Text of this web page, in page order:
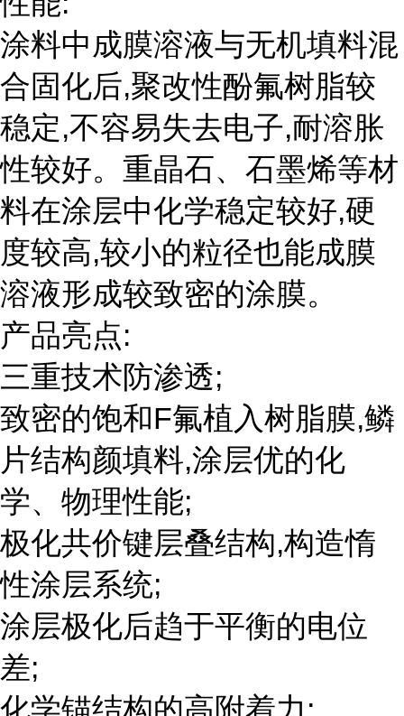
涂料中成膜溶液与无机填料混
合固化后,聚改性酚氟树脂较
稳定,不容易失去电子,耐溶胀
性较好。重晶石、石墨烯等材
料在涂层中化学稳定较好,硬
度较高,较小的粒径也能成膜
溶液形成较致密的涂膜。
产品亮点:
三重技术防渗透;
致密的饱和F氟植入树脂膜,鳞
片结构颜填料,涂层优的化
学、物理性能;
极化共价键层叠结构,构造惰
性涂层系统;
涂层极化后趋于平衡的电位
差;
化学锚结构的高附着力;